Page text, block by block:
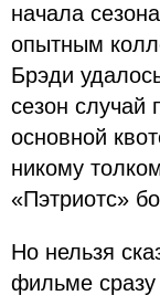
начала
опытным
Брэди
сезон случай
основной
никому
«Пэтриотс»
Но нельзя
фильме